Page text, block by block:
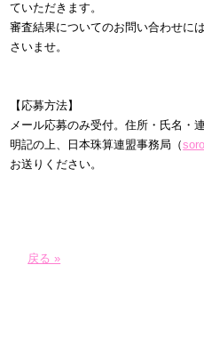
ていただきます。
審査結果についてのお問い合わせに
さいませ。
【応募方法】
メール応募のみ受付。住所・氏名・
明記の上、日本珠算連盟事務局（
お送りください。
戻る »